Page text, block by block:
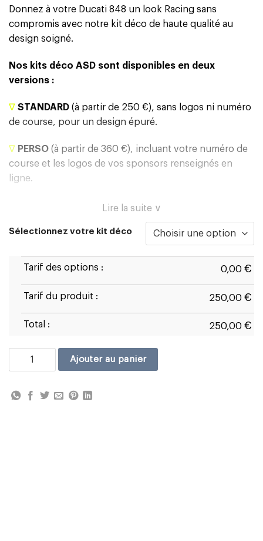
Donnez à votre Ducati 848 un look Racing sans
compromis avec notre kit déco de haute qualité au
design soigné.
Nos kits déco ASD sont disponibles en deux
versions :
∇ STANDARD (à partir de 250 €), sans logos ni numéro
de course, pour un design épuré.
∇ PERSO (à partir de 360 €), incluant votre numéro de
course et les logos de vos sponsors renseignés en
ligne.
Lire la suite ∨
Sélectionnez votre kit déco
Tarif des options : 0,00 €
Tarif du produit : 250,00 €
Total : 250,00 €
quantité de Ducati 848
Ajouter au panier